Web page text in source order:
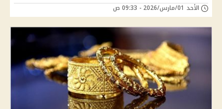
الأحد 01/مارس/2026 - 09:33 ص